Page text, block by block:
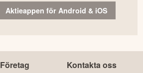
Aktieappen för Android & iOS
Företag Kontakta oss